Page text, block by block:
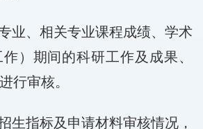
业、相关专业课程成绩、学术
）期间的科研工作及成果、
行审核。
生指标及申请材料审核情况，